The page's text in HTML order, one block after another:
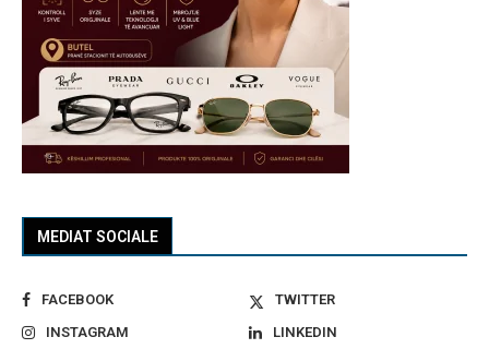
MEDIAT SOCIALE
FACEBOOK
TWITTER
INSTAGRAM
LINKEDIN